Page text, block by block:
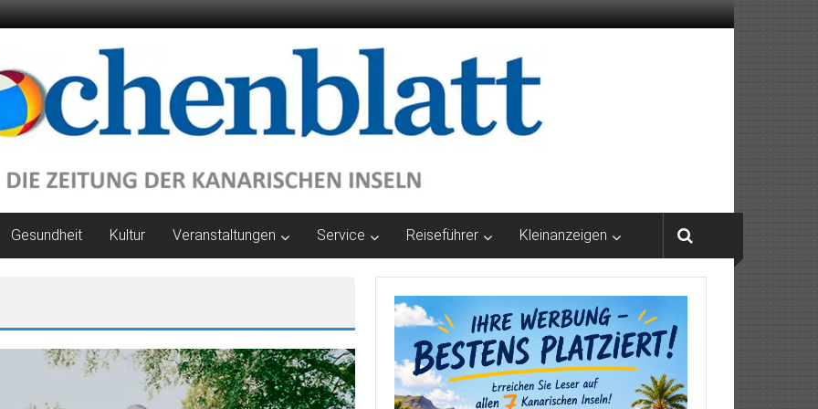
Gesundheit Kultur Veranstaltungen Service Reiseführer Kleinanzeigen